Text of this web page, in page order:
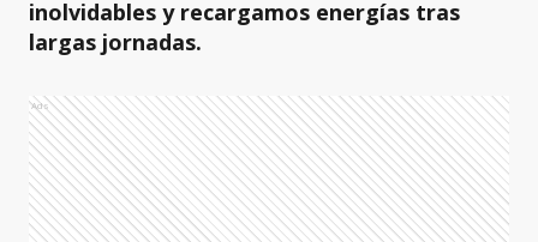
inolvidables y recargamos energías tras
largas jornadas.
Ads